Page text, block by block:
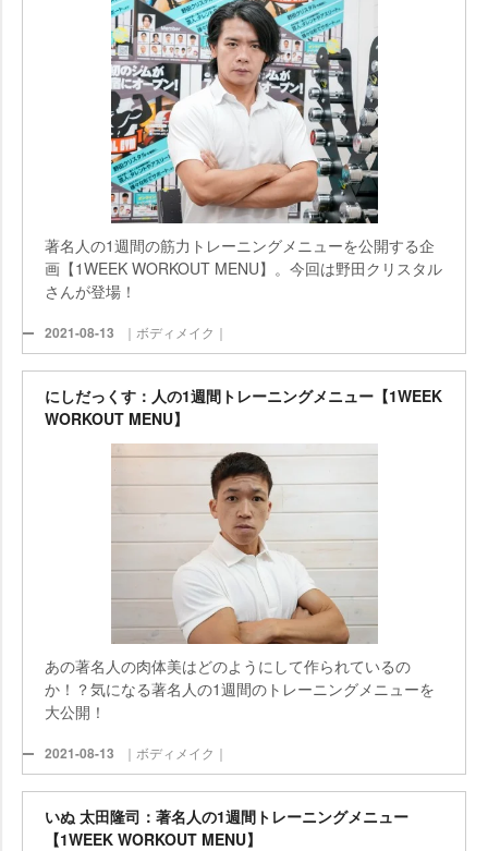
著名人の1週間の筋力トレーニングメニューを公開する企
画【1WEEK WORKOUT MENU】。今回は野田クリスタル
さんが登場！
2021-08-13 ｜ボディメイク｜
にしだっくす：人の1週間トレーニングメニュー【1WEEK
WORKOUT MENU】
あの著名人の肉体美はどのようにして作られているの
か！？気になる著名人の1週間のトレーニングメニューを
大公開！
2021-08-13 ｜ボディメイク｜
いぬ 太田隆司：著名人の1週間トレーニングメニュー
【1WEEK WORKOUT MENU】